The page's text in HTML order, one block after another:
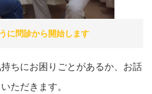
に問診から開始します
ちにお困りごとがあるか、お話
ただきます。